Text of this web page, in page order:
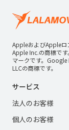
AppleおよびAppleロ
Apple Inc.の商標で
マークです。
LLCの商標です。
サービス
法人のお客様
個人のお客様